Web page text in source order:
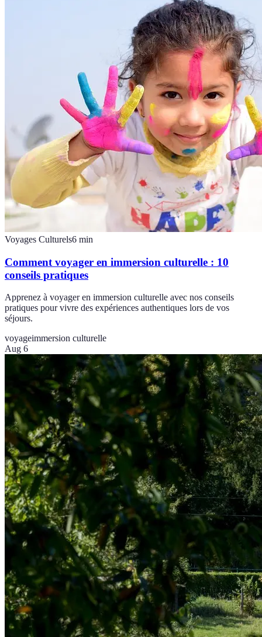
Voyages Culturels6 min
Comment voyager en immersion culturelle : 10
conseils pratiques
Apprenez à voyager en immersion culturelle avec nos conseils
pratiques pour vivre des expériences authentiques lors de vos
séjours.
voyageimmersion culturelle
Aug 6